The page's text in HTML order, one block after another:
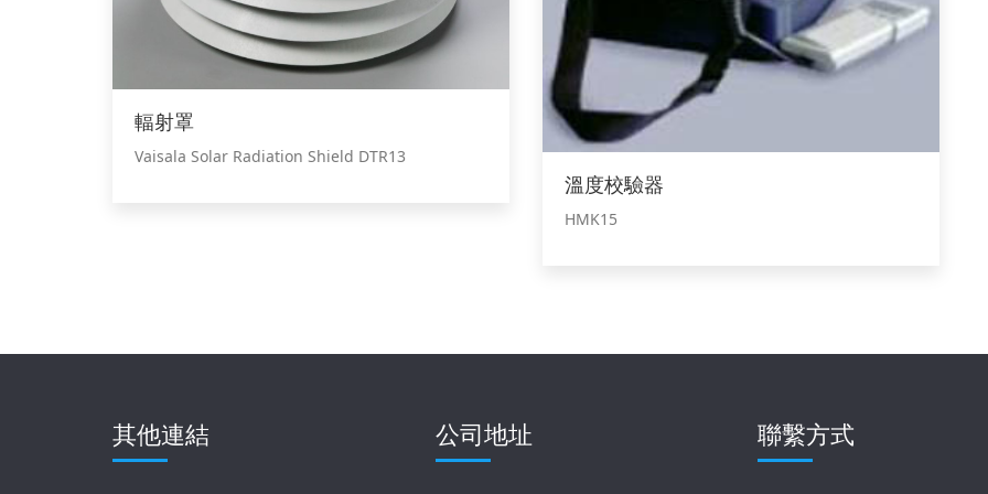
輻射罩
Vaisala Solar Radiation Shield DTR13
溫度校驗器
HMK15
其他連結 公司地址 聯繫方式